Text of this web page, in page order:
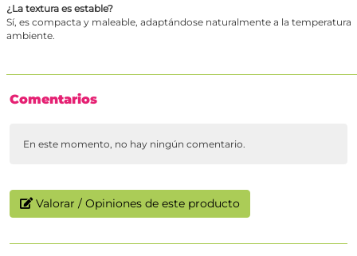
¿La textura es estable?
Sí, es compacta y maleable, adaptándose naturalmente a la temperatura
ambiente.
Comentarios
En este momento, no hay ningún comentario.
Valorar / Opiniones de este producto